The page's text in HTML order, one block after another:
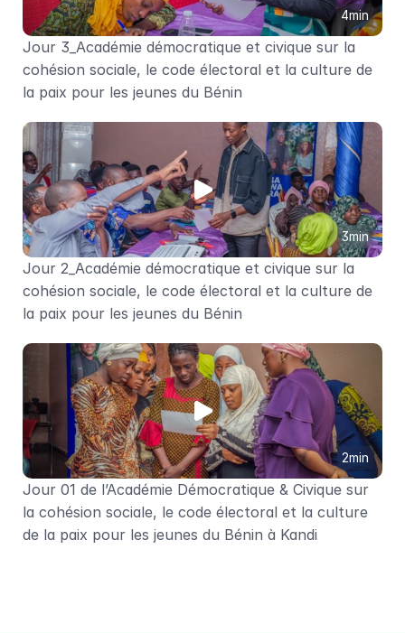
4min
Jour 3_Académie démocratique et civique sur la
cohésion sociale, le code électoral et la culture de
la paix pour les jeunes du Bénin
3min
Jour 2_Académie démocratique et civique sur la
cohésion sociale, le code électoral et la culture de
la paix pour les jeunes du Bénin
2min
Jour 01 de l’Académie Démocratique & Civique sur
la cohésion sociale, le code électoral et la culture
de la paix pour les jeunes du Bénin à Kandi